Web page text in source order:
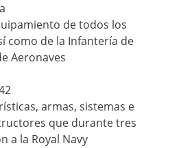
de todos los
como de la Infantería de
Aeronaves
armas, sistemas e
que durante tres
a la Royal Navy